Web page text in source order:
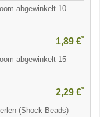
abgewinkelt 10
1,89 €*
abgewinkelt 15
2,29 €*
(Shock Beads)